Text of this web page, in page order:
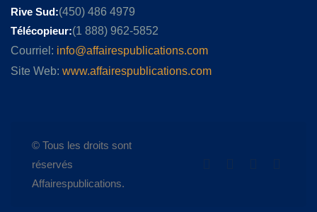
Rive Sud:(450) 486 4979
Télécopieur:(1 888) 962-5852
Courriel: info@affairespublications.com
Site Web: www.affairespublications.com
© Tous les droits sont
réservés
Affairespublications.